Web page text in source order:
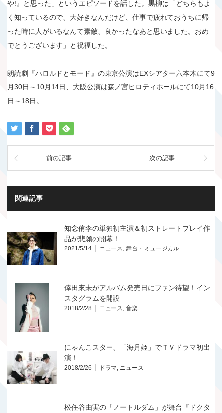
や!』と思った」というエピソードを話した。黒柳は「どちらもよ
く知っているので、大好きなんだけど、仕事で疲れておうちに帰
った時に人がいるなんて素敵、良かったなあと思いました。おめ
でとうございます」と祝福した。
朗読劇『ハロルドとモード』の東京公演はEXシアター六本木にて9
月30日～10月14日、大阪公演は森ノ宮ピロティホールにて10月16
日～18日。
前の記事 次の記事
関連記事
知念侑李の単独初主演＆初ストレートプレイ作
品が悲願の開幕！
2021/5/14 ニュース, 舞台・ミュージカル
倖田來未がアルバム発売日にファン待望！イン
スタグラムを開設
2018/2/28 ニュース, 音楽
にゃんこスター、「海月姫」でＴＶドラマ初出
演！
2018/2/26 ドラマ, ニュース
松任谷由実の「ノートルダム」が舞台『ドクタ